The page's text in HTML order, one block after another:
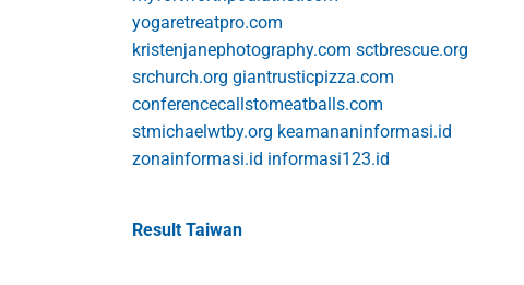
yogaretreatpro.com
kristenjanephotography.com sctbrescue.org
srchurch.org giantrusticpizza.com
conferencecallstomeatballs.com
stmichaelwtby.org keamananinformasi.id
zonainformasi.id informasi123.id
Result Taiwan